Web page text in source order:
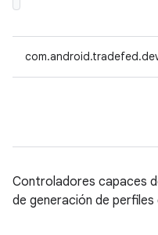
Controladores capaces
de generación de